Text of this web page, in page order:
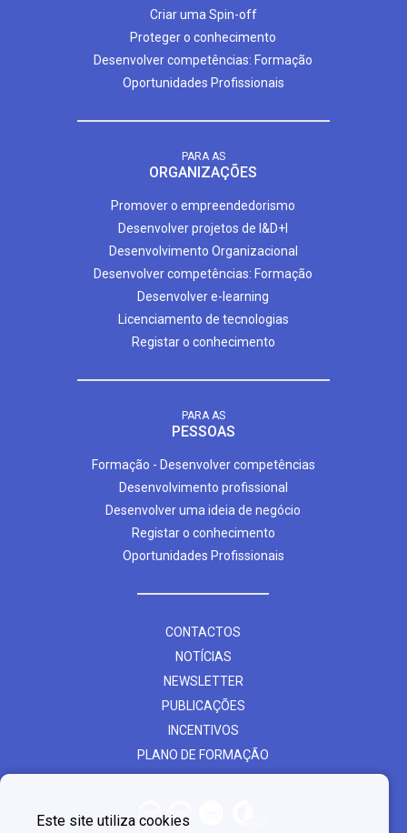
Criar uma Spin-off
Proteger o conhecimento
Desenvolver competências: Formação
Oportunidades Profissionais
PARA AS
ORGANIZAÇÕES
Promover o empreendedorismo
Desenvolver projetos de I&D+I
Desenvolvimento Organizacional
Desenvolver competências: Formação
Desenvolver e-learning
Licenciamento de tecnologias
Registar o conhecimento
PARA AS
PESSOAS
Formação - Desenvolver competências
Desenvolvimento profissional
Desenvolver uma ideia de negócio
Registar o conhecimento
Oportunidades Profissionais
CONTACTOS
NOTÍCIAS
NEWSLETTER
PUBLICAÇÕES
INCENTIVOS
PLANO DE FORMAÇÃO
Este site utiliza cookies